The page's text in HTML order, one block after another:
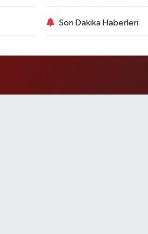
Son Dakika Haberleri